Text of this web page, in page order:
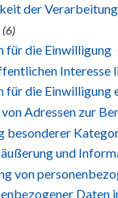
der Verarbeitung
(6)
für die Einwilligung
die
Adressen zur
und
von
Daten